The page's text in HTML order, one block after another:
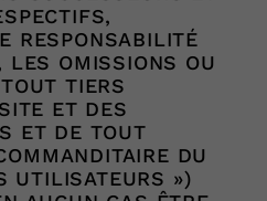
RESPONSABILITÉ
LES OMISSIONS OU
TIERS
ET DES
ET DE TOUT
DU
UTILISATEURS »)